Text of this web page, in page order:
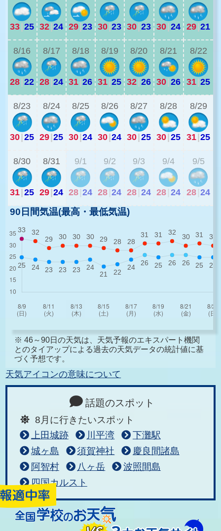
33|25 32|24 29|23 30|23 30|23 30|24 29|21
8/16
28|22
8/17
28|24
8/18
31|26
8/19
31|25
8/20
32|26
8/21
30|26
8/22
31|25
8/23
30|25
8/24
29|25
8/25
30|24
8/26
30|24
8/27
30|25
8/28
30|25
8/29
31|25
8/30
31|25
8/31
29|24
9/1
28 24
9/2
28 24
9/3
28 24
9/4
28 24
9/5
28 24
90日間気温(最高・最低気温)
※ 46～90日の天気は、天気予報のエキスパート機関
とのタイアップによる過去の天気データの統計値に基
づく予想です。
天気アイコンの意味について
話題のスポット
8月に行きたいスポット
上田城跡
川平湾
下灘駅
城ヶ島
須賀神社
慶良間諸島
阿智村
八ヶ岳
波照間島
四国カルスト